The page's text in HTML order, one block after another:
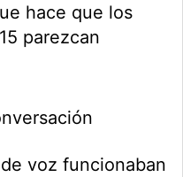
hace que los
parezcan
voz funcionaban